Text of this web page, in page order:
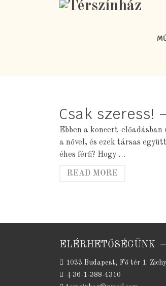
Csak szeress!
Ebben a koncert-
a nővel, és ezek társas
éhes férfi? Hogy …
READ MORE
ELÉRHETŐSÉGÜNK
1033 Budapest, Fő tér 1.
+36-1-388-4310